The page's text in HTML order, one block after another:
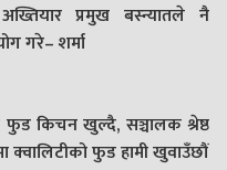
प्रमुख बस्न्यातले नै
गरे– शर्मा
फुड किचन खुल्दै, सञ्चालक श्रेष्ठ
क्वालिटीको फुड हामी खुवाउँछौं